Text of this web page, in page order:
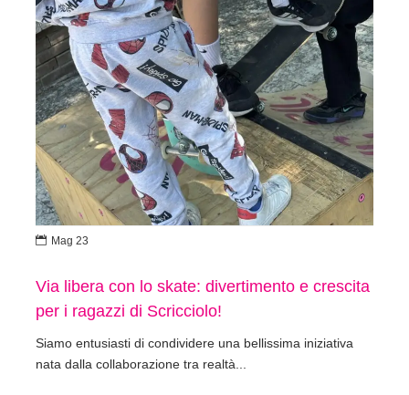
Via libera con lo skate: divertimento e crescita
per i ragazzi di Scricciolo!
Siamo entusiasti di condividere una bellissima iniziativa
nata dalla collaborazione tra realtà...
 Mag 23